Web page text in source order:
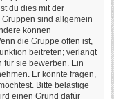
du dies mit der
sind allgemein
können
die Gruppe offen ist,
beitreten; verlangt
für sie bewerben. Ein
Er könnte fragen,
Bitte belästige
einen Grund dafür